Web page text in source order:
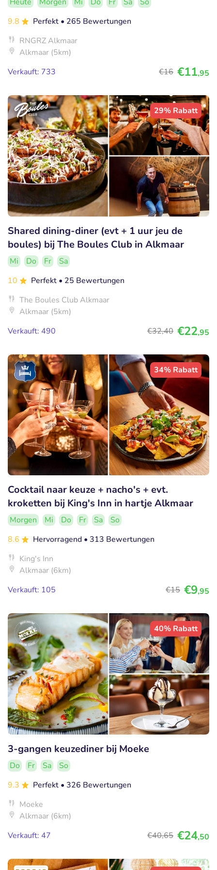
9.8
Perfekt • 265 Bewertungen
RNGRZ Alkmaar
Alkmaar (5km)
Verkauft: 733
€16 €11,95
29% Rabatt
Shared dining-diner (evt + 1 uur jeu de
boules) bij The Boules Club in Alkmaar
Mi Do Fr
Sa
10
Perfekt • 25 Bewertungen
The Boules Club Alkmaar
Alkmaar (5km)
Verkauft: 490
€32,40 €22,95
34% Rabatt
Cocktail naar keuze + nacho's + evt.
kroketten bij King's Inn in hartje Alkmaar
Morgen Mi Do Fr Sa
So
8.6
Hervorragend • 313 Bewertungen
King's Inn
Alkmaar (6km)
Verkauft: 105
€15 €9,95
40% Rabatt
3-gangen keuzediner bij Moeke
Do Fr Sa
So
9.3
Perfekt • 326 Bewertungen
Moeke
Alkmaar (6km)
Verkauft: 47
€40,65 €24,50